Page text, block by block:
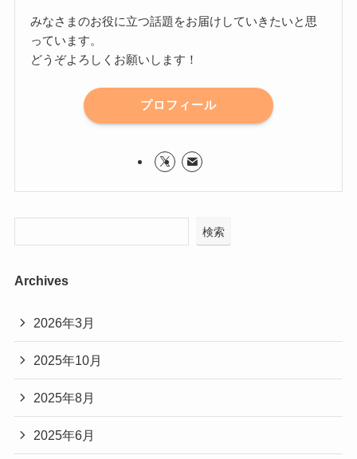
みなさまのお役に立つ話題をお届けしていきたいと思
っています。
どうぞよろしくお願いします！
プロフィール
検索
Archives
2026年3月
2025年10月
2025年8月
2025年6月